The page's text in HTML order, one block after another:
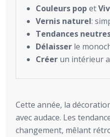
Couleurs pop et
Vernis naturel:
Tendances
Délaisser le
Créer un intérieur
Cette année, la
avec audace. Les
changement, mêlant